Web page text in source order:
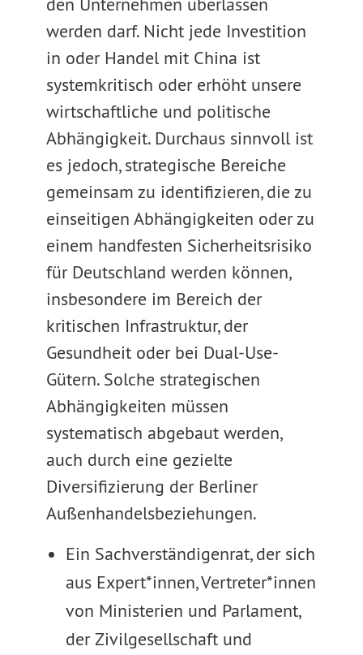
werden darf. Nicht jede Investition
in oder Handel mit China ist
systemkritisch oder erhöht unsere
wirtschaftliche und politische
Abhängigkeit. Durchaus sinnvoll ist
es jedoch, strategische Bereiche
gemeinsam zu identifizieren, die zu
einseitigen Abhängigkeiten oder zu
einem handfesten Sicherheitsrisiko
für Deutschland werden können,
insbesondere im Bereich der
kritischen Infrastruktur, der
Gesundheit oder bei Dual-Use-
Gütern. Solche strategischen
Abhängigkeiten müssen
systematisch abgebaut werden,
auch durch eine gezielte
Diversifizierung der Berliner
Außenhandelsbeziehungen.
Ein Sachverständigenrat, der sich
aus Expert*innen, Vertreter*innen
von Ministerien und Parlament,
der Zivilgesellschaft und